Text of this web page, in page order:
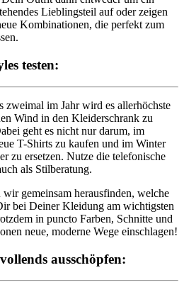
Lieblingsteil auf oder zeigen
Kombinationen, die perfekt zum
testen:
zweimal im Jahr wird es allerhöchste
Wind in den Kleiderschrank zu
geht es nicht nur darum, im
T-Shirts zu kaufen und im Winter
zu ersetzen. Nutze die telefonische
als Stilberatung.
wir gemeinsam herausfinden, welche
bei Deiner Kleidung am wichtigsten
in puncto Farben, Schnitte und
neue, moderne Wege einschlagen!
ausschöpfen: